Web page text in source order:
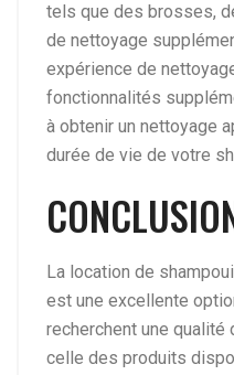
tels que des brosses,
de nettoyage
expérience de
fonctionnalités
à obtenir un nettoyage
durée de vie de votre
La location de
est une excellente
recherchent une
celle des produits